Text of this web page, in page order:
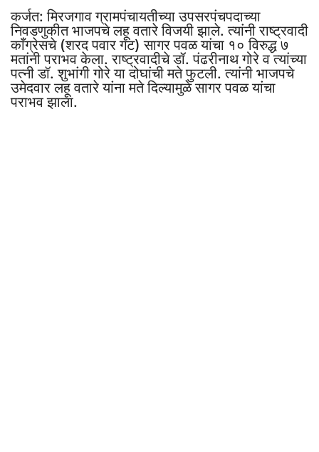
कर्जत: मिरजगाव ग्रामपंचायतीच्या उपसरपंचपदाच्या
निवडणुकीत भाजपचे लहू वतारे विजयी झाले. त्यांनी राष्ट्रवादी
काँग्रेसचे (शरद पवार गट) सागर पवळ यांचा १० विरुद्ध ७
मतांनी पराभव केला. राष्ट्रवादीचे डॉ. पंढरीनाथ गोरे व त्यांच्या
पत्नी डॉ. शुभांगी गोरे या दोघांची मते फुटली. त्यांनी भाजपचे
उमेदवार लहू वतारे यांना मते दिल्यामुळे सागर पवळ यांचा
पराभव झाला.